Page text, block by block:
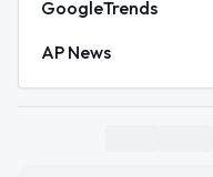
GoogleTrends
AP News